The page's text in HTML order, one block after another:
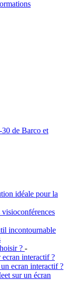
de Barco et
idéale pour la
incontournable
? -
interactif ?
ecran interactif ?
sur un écran